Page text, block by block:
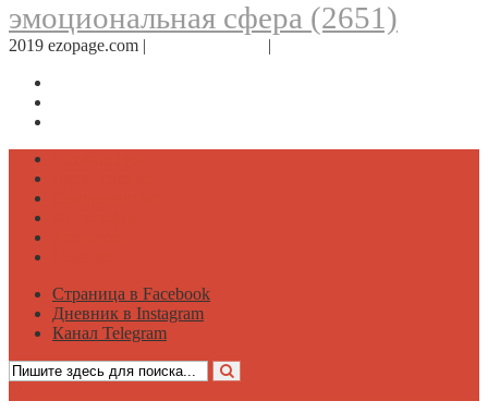
эмоциональная сфера (2651)
2019 ezopage.com | |
Страница в Facebook
Дневник в Instagram
Канал Telegram